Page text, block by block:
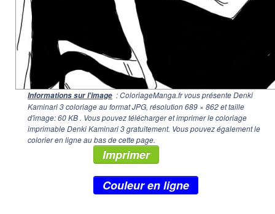
Informations sur l'image : ColoriageManga.fr vous présente Denki
Kaminari 3 coloriage au format JPG, résolution689 × 862et taille
d'image: 60 KB . Vous pouvez télécharger et imprimer le coloriage
imprimable Denki Kaminari 3 gratuitement. Vous pouvez également le
colorier en ligne au bas de cette page.
Imprimer
Couleur en ligne